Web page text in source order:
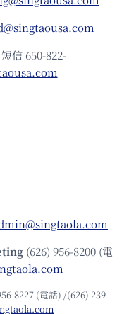
信 650-822-
(626) 956-8200 (電
8227 (電話) /(626) 239-